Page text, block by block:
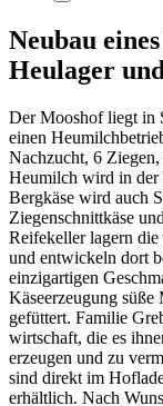
Neubau
Heulager
Der Mooshof liegt in
einen
Nachzucht, 6
Heumilch wird in der
Bergkäse wird auch
Ziegenschnittkäse
Reifekeller lagern die
und entwickeln dort
einzigartigen
Käseerzeugung
gefüttert. Familie
wirtschaft, die es
erzeugen und zu
sind direkt im
erhältlich. Nach